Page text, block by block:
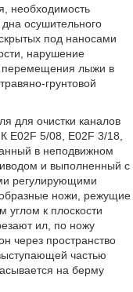
необходимость
осушительного
под наносами
нарушение
перемещения лыжи в
грунтовой
для очистки каналов
E02F 5/08, E02F 3/18,
в неподвижном
и выполненный с
регулирующими
ножи, режущие
углом к плоскости
ил, по ножу
через пространство
частью
на берму